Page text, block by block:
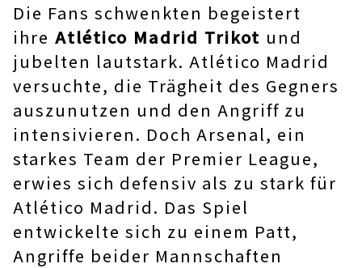
Die Fans schwenkten begeistert
ihre Atlético Madrid Trikot und
jubelten lautstark. Atlético Madrid
versuchte, die Trägheit des Gegners
auszunutzen und den Angriff zu
intensivieren. Doch Arsenal, ein
starkes Team der Premier League,
erwies sich defensiv als zu stark für
Atlético Madrid. Das Spiel
entwickelte sich zu einem Patt,
Angriffe beider Mannschaften